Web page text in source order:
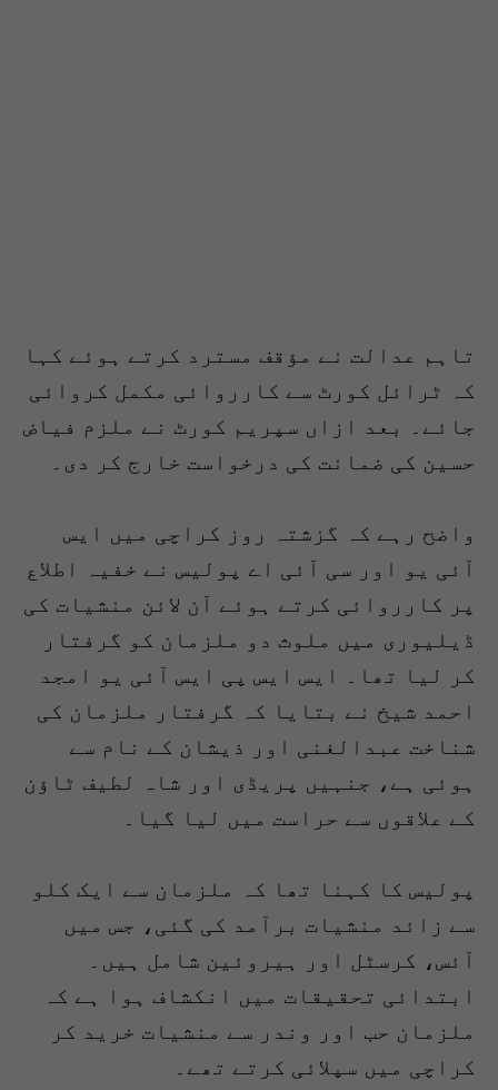
تاہم عدالت نے مؤقف مسترد کرتے ہوئے کہا
کہ ٹرائل کورٹ سے کارروائی مکمل کروائی
جائے۔ بعد ازاں سپریم کورٹ نے ملزم فیاض
حسین کی ضمانت کی درخواست خارج کر دی۔
واضح رہے کہ گزشتہ روز کراچی میں ایس
آئی یو اور سی آئی اے پولیس نے خفیہ اطلاع
پر کارروائی کرتے ہوئے آن لائن منشیات کی
ڈیلیوری میں ملوث دو ملزمان کو گرفتار
کر لیا تھا۔ ایس ایس پی ایس آئی یو امجد
احمد شیخ نے بتایا کہ گرفتار ملزمان کی
شناخت عبدالغنی اور ذیشان کے نام سے
ہوئی ہے، جنہیں پریڈی اور شاہ لطیف ٹاؤن
کے علاقوں سے حراست میں لیا گیا۔
پولیس کا کہنا تھا کہ ملزمان سے ایک کلو
سے زائد منشیات برآمد کی گئی، جس میں
آئس، کرسٹل اور ہیروئین شامل ہیں۔
ابتدائی تحقیقات میں انکشاف ہوا ہے کہ
ملزمان حب اور وندر سے منشیات خرید کر
کراچی میں سپلائی کرتے تھے۔